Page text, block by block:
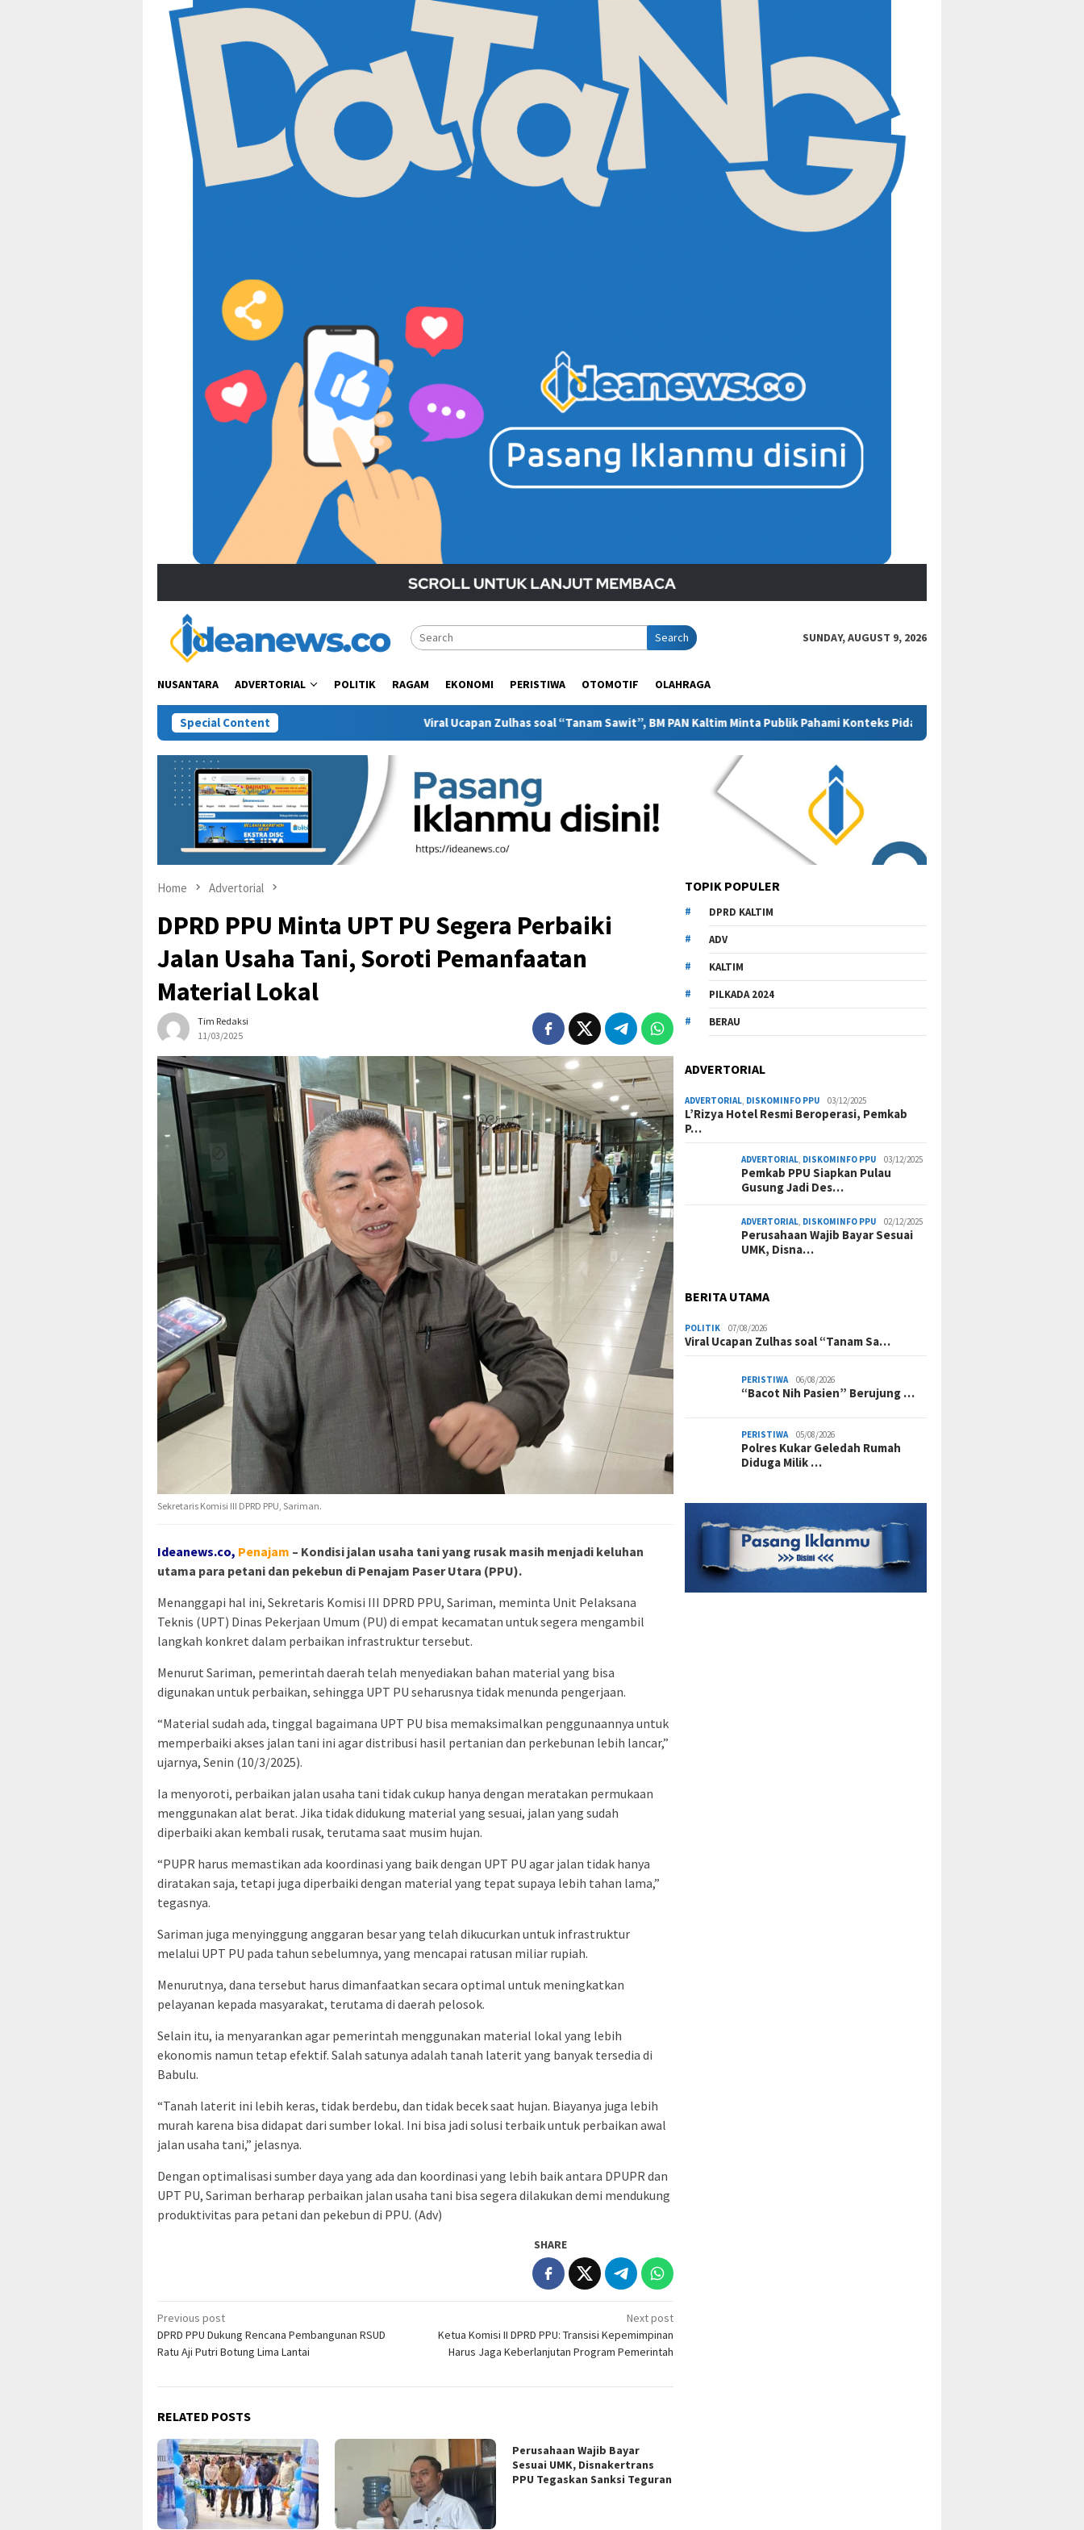
Search SUNDAY, AUGUST 9, 2026
NUSANTARA ADVERTORIAL POLITIK RAGAM EKONOMI PERISTIWA OTOMOTIF OLAHRAGA
Special ContentViral Ucapan Zulhas soal “Tanam Sawit”, BM PAN Kaltim Minta Publik Pahami Konteks Pidato Secara Utuh “Bacot Nih Pasien” Berujung
Home Advertorial
DPRD PPU Minta UPT PU Segera Perbaiki
Jalan Usaha Tani, Soroti Pemanfaatan
Material Lokal
Tim Redaksi
11/03/2025
Sekretaris Komisi III DPRD PPU, Sariman.
Ideanews.co, Penajam – Kondisi jalan usaha tani yang rusak masih menjadi keluhan
utama para petani dan pekebun di Penajam Paser Utara (PPU).
Menanggapi hal ini, Sekretaris Komisi III DPRD PPU, Sariman, meminta Unit Pelaksana
Teknis (UPT) Dinas Pekerjaan Umum (PU) di empat kecamatan untuk segera mengambil
langkah konkret dalam perbaikan infrastruktur tersebut.
Menurut Sariman, pemerintah daerah telah menyediakan bahan material yang bisa
digunakan untuk perbaikan, sehingga UPT PU seharusnya tidak menunda pengerjaan.
“Material sudah ada, tinggal bagaimana UPT PU bisa memaksimalkan penggunaannya untuk
memperbaiki akses jalan tani ini agar distribusi hasil pertanian dan perkebunan lebih lancar,”
ujarnya, Senin (10/3/2025).
Ia menyoroti, perbaikan jalan usaha tani tidak cukup hanya dengan meratakan permukaan
menggunakan alat berat. Jika tidak didukung material yang sesuai, jalan yang sudah
diperbaiki akan kembali rusak, terutama saat musim hujan.
“PUPR harus memastikan ada koordinasi yang baik dengan UPT PU agar jalan tidak hanya
diratakan saja, tetapi juga diperbaiki dengan material yang tepat supaya lebih tahan lama,”
tegasnya.
Sariman juga menyinggung anggaran besar yang telah dikucurkan untuk infrastruktur
melalui UPT PU pada tahun sebelumnya, yang mencapai ratusan miliar rupiah.
Menurutnya, dana tersebut harus dimanfaatkan secara optimal untuk meningkatkan
pelayanan kepada masyarakat, terutama di daerah pelosok.
Selain itu, ia menyarankan agar pemerintah menggunakan material lokal yang lebih
ekonomis namun tetap efektif. Salah satunya adalah tanah laterit yang banyak tersedia di
Babulu.
“Tanah laterit ini lebih keras, tidak berdebu, dan tidak becek saat hujan. Biayanya juga lebih
murah karena bisa didapat dari sumber lokal. Ini bisa jadi solusi terbaik untuk perbaikan awal
jalan usaha tani,” jelasnya.
Dengan optimalisasi sumber daya yang ada dan koordinasi yang lebih baik antara DPUPR dan
UPT PU, Sariman berharap perbaikan jalan usaha tani bisa segera dilakukan demi mendukung
produktivitas para petani dan pekebun di PPU. (Adv)
SHARE
Post
navigation
Previous post
DPRD PPU Dukung Rencana Pembangunan RSUD
Ratu Aji Putri Botung Lima Lantai
Next post
Ketua Komisi II DPRD PPU: Transisi Kepemimpinan
Harus Jaga Keberlanjutan Program Pemerintah
RELATED POSTS
Perusahaan Wajib Bayar
Sesuai UMK, Disnakertrans
PPU Tegaskan Sanksi Teguran
TOPIK POPULER
DPRD KALTIM
ADV
KALTIM
PILKADA 2024
BERAU
ADVERTORIAL
ADVERTORIAL, DISKOMINFO PPU 03/12/2025
L’Rizya Hotel Resmi Beroperasi, Pemkab
P…
ADVERTORIAL, DISKOMINFO PPU 03/12/2025
Pemkab PPU Siapkan Pulau
Gusung Jadi Des…
ADVERTORIAL, DISKOMINFO PPU 02/12/2025
Perusahaan Wajib Bayar Sesuai
UMK, Disna…
BERITA UTAMA
POLITIK 07/08/2026
Viral Ucapan Zulhas soal “Tanam Sa…
PERISTIWA 06/08/2026
“Bacot Nih Pasien” Berujung …
PERISTIWA 05/08/2026
Polres Kukar Geledah Rumah
Diduga Milik …